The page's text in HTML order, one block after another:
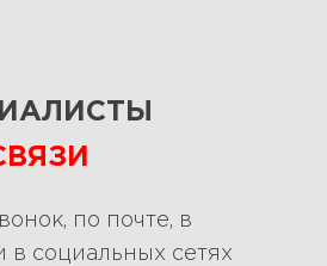
по почте, в
социальных сетях